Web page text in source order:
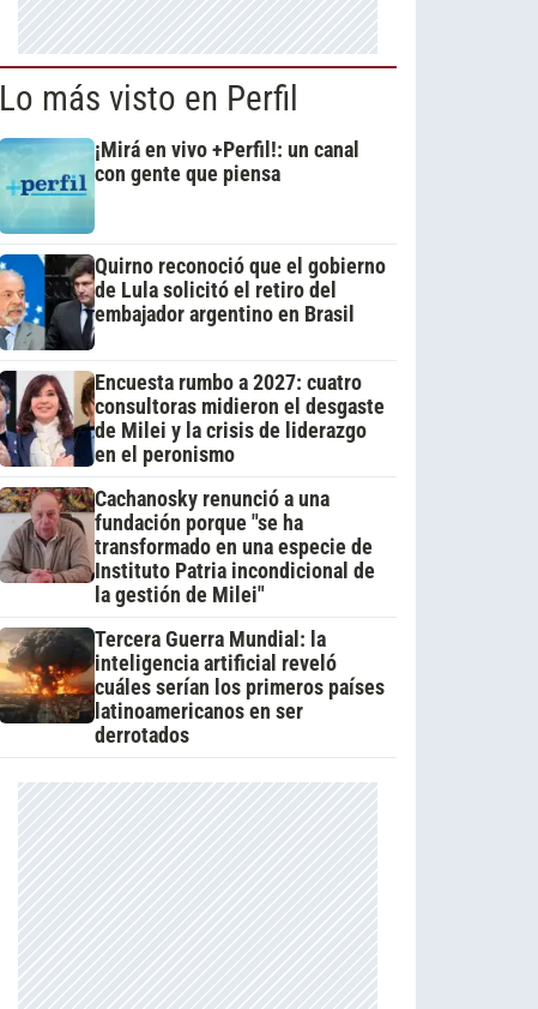
Lo más visto en Perfil
¡Mirá en vivo +Perfil!: un canal
con gente que piensa
Quirno reconoció que el gobierno
de Lula solicitó el retiro del
embajador argentino en Brasil
Encuesta rumbo a 2027: cuatro
consultoras midieron el desgaste
de Milei y la crisis de liderazgo
en el peronismo
Cachanosky renunció a una
fundación porque "se ha
transformado en una especie de
Instituto Patria incondicional de
la gestión de Milei"
Tercera Guerra Mundial: la
inteligencia artificial reveló
cuáles serían los primeros países
latinoamericanos en ser
derrotados